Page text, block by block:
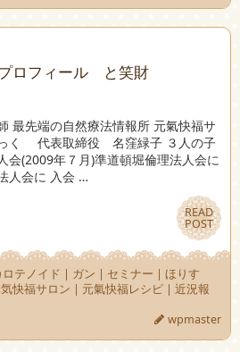
ロフィール と笑財
最先端の自然療法情報所 元氣快福サ
っく 代表取締役 名窪緑子 ３人の子
会(2009年７月)準道頓堀倫理法人会に
人会に 入会 …
READ
POST
READ
POST
ロテノイド | ガン | セミナー | ほりす
快福サロン | 元氣快福レシピ | 近況報
wpmaster